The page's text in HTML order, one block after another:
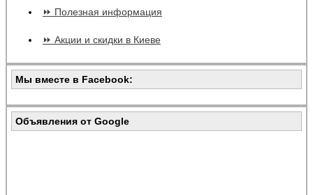
⏩ Полезная информация
⏩ Акции и скидки в Киеве
Мы вместе в Facebook:
Объявления от Google